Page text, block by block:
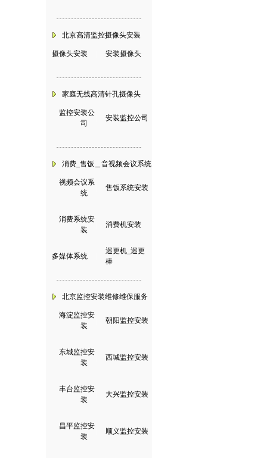
北京高清监控摄像头安装
摄像头安装 安装摄像头
家庭无线高清针孔摄像头
监控安装公
司
安装监控公司
消费_售饭＿音视频会议系统
视频会议系
统
售饭系统安装
消费系统安
装
消费机安装
多媒体系统
巡更机_巡更
棒
北京监控安装维修维保服务
海淀监控安
装
朝阳监控安装
东城监控安
装
西城监控安装
丰台监控安
装
大兴监控安装
昌平监控安
装
顺义监控安装